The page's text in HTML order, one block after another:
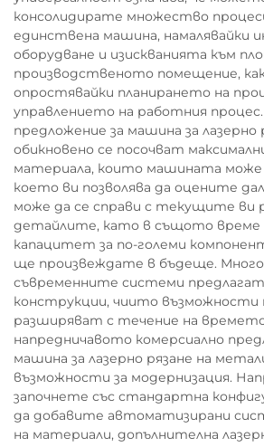
консолидирате множество
единствена машина, намалявайки
оборудване и изискванията към
производственото помещение,
опростявайки планирането на
управлението на работния
предложение за машина за лазерно
обикновено се посочват
материала, които машината може
което ви позволява да оцените
може да се справи с текущите ви
детайлите, като в същото време
капацитет за по-големи
ще произвеждате в бъдеще.
съвременните системи
конструкции, чиито възможности
разширяват с течение на
напредничавото комерсиално
машина за лазерно рязане на
възможности за модернизация.
започнете със стандартна
да добавите автоматизирани
на материали, допълнителна